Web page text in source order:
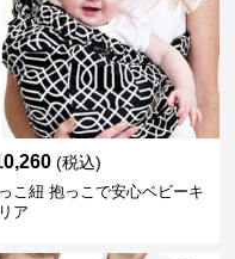
(税込)
こ紐 抱っこで安心ベビーキ
ア